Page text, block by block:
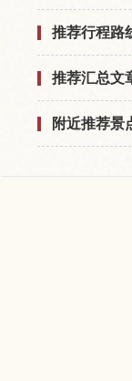
推荐行程路
推荐汇总文
附近推荐景